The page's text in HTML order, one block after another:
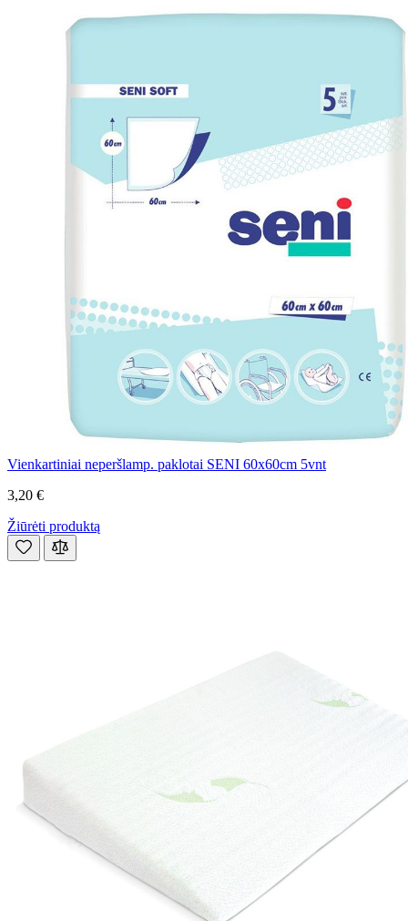
Vienkartiniai neperšlamp. paklotai SENI 60x60cm 5vnt
3,20 €
Žiūrėti produktą